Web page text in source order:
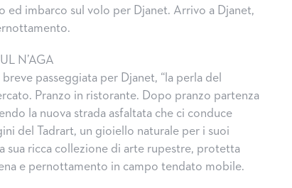
ed imbarco sul volo per Djanet. Arrivo a Djanet,
N’AGA
passeggiata per Djanet, “la perla del
Pranzo in ristorante. Dopo pranzo partenza
la nuova strada asfaltata che ci conduce
del Tadrart, un gioiello naturale per i suoi
sua ricca collezione di arte rupestre, protetta
e pernottamento in campo tendato mobile.